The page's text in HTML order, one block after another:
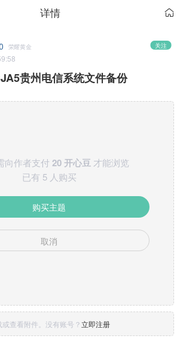
详情
关注
荣耀黄金
贵州电信系统文件备份
向作者支付 20 开心豆 才能浏览
已有 5 人购买
购买主题
取消
查看附件。没有账号？立即注册